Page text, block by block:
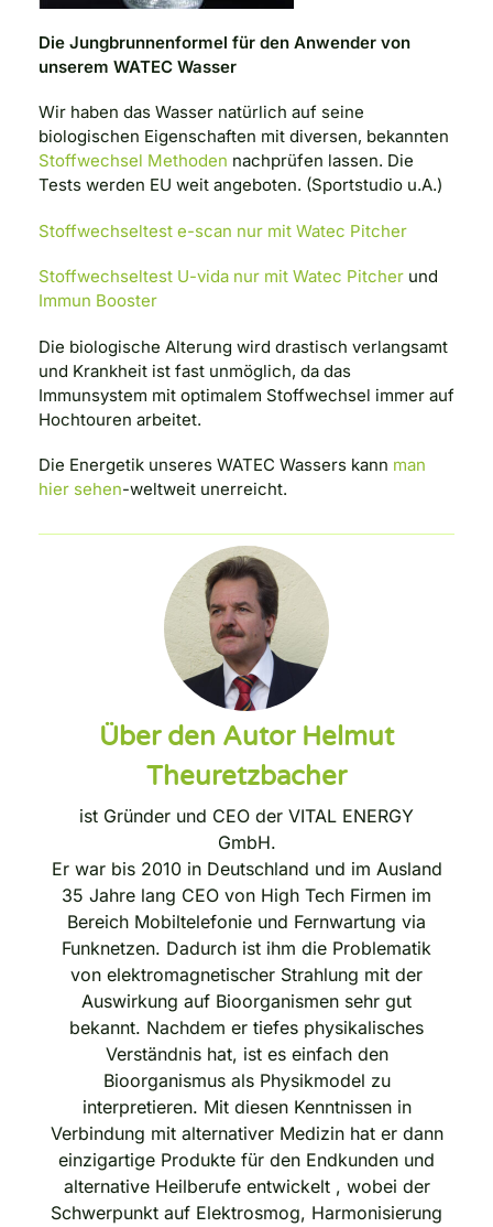
Die Jungbrunnenformel für den Anwender von
unserem WATEC Wasser
Wir haben das Wasser natürlich auf seine
biologischen Eigenschaften mit diversen, bekannten
Stoffwechsel Methoden nachprüfen lassen. Die
Tests werden EU weit angeboten. (Sportstudio u.A.)
Stoffwechseltest e-scan nur mit Watec Pitcher
Stoffwechseltest U-vida nur mit Watec Pitcher und
Immun Booster
Die biologische Alterung wird drastisch verlangsamt
und Krankheit ist fast unmöglich, da das
Immunsystem mit optimalem Stoffwechsel immer auf
Hochtouren arbeitet.
Die Energetik unseres WATEC Wassers kann man
hier sehen-weltweit unerreicht.
Über den Autor Helmut
Theuretzbacher
ist Gründer und CEO der VITAL ENERGY
GmbH.
Er war bis 2010 in Deutschland und im Ausland
35 Jahre lang CEO von High Tech Firmen im
Bereich Mobiltelefonie und Fernwartung via
Funknetzen. Dadurch ist ihm die Problematik
von elektromagnetischer Strahlung mit der
Auswirkung auf Bioorganismen sehr gut
bekannt. Nachdem er tiefes physikalisches
Verständnis hat, ist es einfach den
Bioorganismus als Physikmodel zu
interpretieren. Mit diesen Kenntnissen in
Verbindung mit alternativer Medizin hat er dann
einzigartige Produkte für den Endkunden und
alternative Heilberufe entwickelt , wobei der
Schwerpunkt auf Elektrosmog, Harmonisierung